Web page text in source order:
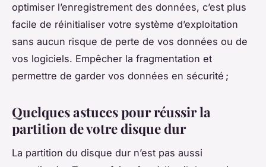
optimiser l’enregistrement des données, c’est plus
facile de réinitialiser votre système d’exploitation
sans aucun risque de perte de vos données ou de
vos logiciels. Empêcher la fragmentation et
permettre de garder vos données en sécurité ;
Quelques astuces pour réussir la
partition de votre disque dur
La partition du disque dur n’est pas aussi